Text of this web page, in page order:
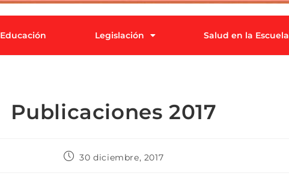
Educación Legislación Salud en la Escuela
Publicaciones 2017
30 diciembre, 2017